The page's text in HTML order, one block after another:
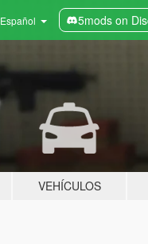
Español 5mods on
VEHÍCULOS